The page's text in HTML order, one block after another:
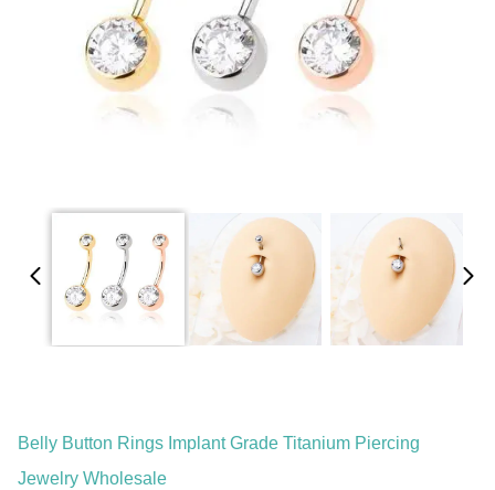
Belly Button Rings Implant Grade Titanium Piercing
Jewelry Wholesale